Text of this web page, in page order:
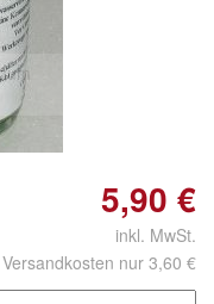
5,90 €
inkl. MwSt.
Versandkosten nur 3,60 €